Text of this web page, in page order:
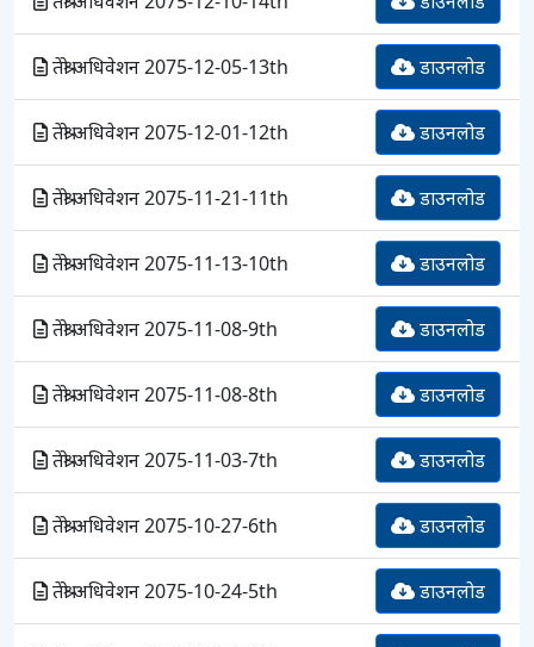
तेश्रो अधिवेशन 2075-12-05-13th डाउनलोड
तेश्रो अधिवेशन 2075-12-01-12th डाउनलोड
तेश्रो अधिवेशन 2075-11-21-11th डाउनलोड
तेश्रो अधिवेशन 2075-11-13-10th डाउनलोड
तेश्रो अधिवेशन 2075-11-08-9th डाउनलोड
तेश्रो अधिवेशन 2075-11-08-8th डाउनलोड
तेश्रो अधिवेशन 2075-11-03-7th डाउनलोड
तेश्रो अधिवेशन 2075-10-27-6th डाउनलोड
तेश्रो अधिवेशन 2075-10-24-5th डाउनलोड